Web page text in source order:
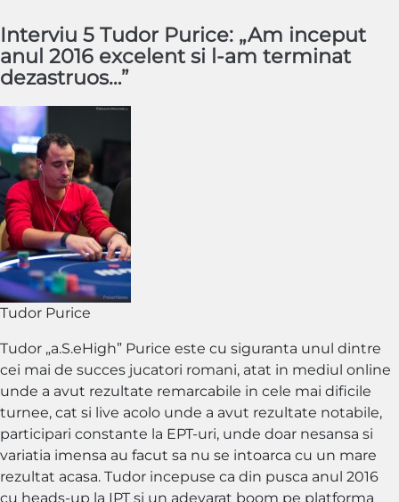
Interviu 5 Tudor Purice: „Am inceput
anul 2016 excelent si l-am terminat
dezastruos…”
Tudor Purice
Tudor „a.S.eHigh” Purice este cu siguranta unul dintre
cei mai de succes jucatori romani, atat in mediul online
unde a avut rezultate remarcabile in cele mai dificile
turnee, cat si live acolo unde a avut rezultate notabile,
participari constante la EPT-uri, unde doar nesansa si
variatia imensa au facut sa nu se intoarca cu un mare
rezultat acasa. Tudor incepuse ca din pusca anul 2016
cu heads-up la IPT si un adevarat boom pe platforma